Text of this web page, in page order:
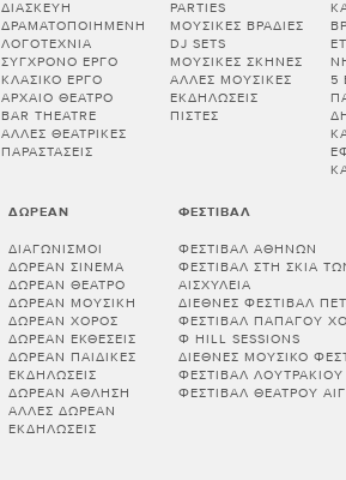
ΔΙΑΣΚΕΥΉ
ΔΡΑΜΑΤΟΠΟΙΗΜΈΝΗ
ΛΟΓΟΤΕΧΝΊΑ
ΣΎΓΧΡΟΝΟ ΈΡΓΟ
ΚΛΑΣΙΚΌ ΈΡΓΟ
ΑΡΧΑΊΟ ΘΈΑΤΡΟ
BAR THEATRE
ΆΛΛΕΣ ΘΕΑΤΡΙΚΈΣ
ΠΑΡΑΣΤΆΣΕΙΣ
PARTIES
ΜΟΥΣΙΚΈΣ ΒΡΑΔΙΈΣ
DJ SETS
ΜΟΥΣΙΚΈΣ ΣΚΗΝΈΣ
ΆΛΛΕΣ ΜΟΥΣΙΚΈΣ
ΕΚΔΗΛΏΣΕΙΣ
ΠΊΣΤΕΣ
5
ΔΩΡΕΆΝ
ΔΙΑΓΩΝΙΣΜΟΊ
ΔΩΡΕΆΝ ΣΙΝΕΜΆ
ΔΩΡΕΆΝ ΘΈΑΤΡΟ
ΔΩΡΕΆΝ ΜΟΥΣΙΚΉ
ΔΩΡΕΆΝ ΧΟΡΌΣ
ΔΩΡΕΆΝ ΕΚΘΈΣΕΙΣ
ΔΩΡΕΆΝ ΠΑΙΔΙΚΈΣ
ΕΚΔΗΛΏΣΕΙΣ
ΔΩΡΕΆΝ ΆΘΛΗΣΗ
ΆΛΛΕΣ ΔΩΡΕΆΝ
ΕΚΔΗΛΏΣΕΙΣ
ΦΕΣΤΙΒΆΛ
ΦΕΣΤΙΒΆΛ ΑΘΗΝΏΝ
ΦΕΣΤΙΒΆΛ ΣΤΗ ΣΚΙΆ
ΑΙΣΧΎΛΕΙΑ
ΔΙΕΘΝΈΣ ΦΕΣΤΙΒΆΛ
ΦΕΣΤΙΒΆΛ ΠΑΠΆΓΟΥ
Φ HILL SESSIONS
ΔΙΕΘΝΈΣ ΜΟΥΣΙΚΌ
ΦΕΣΤΙΒΆΛ ΛΟΥΤΡΑΚΊΟΥ
ΦΕΣΤΙΒΆΛ ΘΕΆΤΡΟΥ